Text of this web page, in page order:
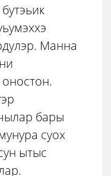
Манна
бары
суох
ытыс